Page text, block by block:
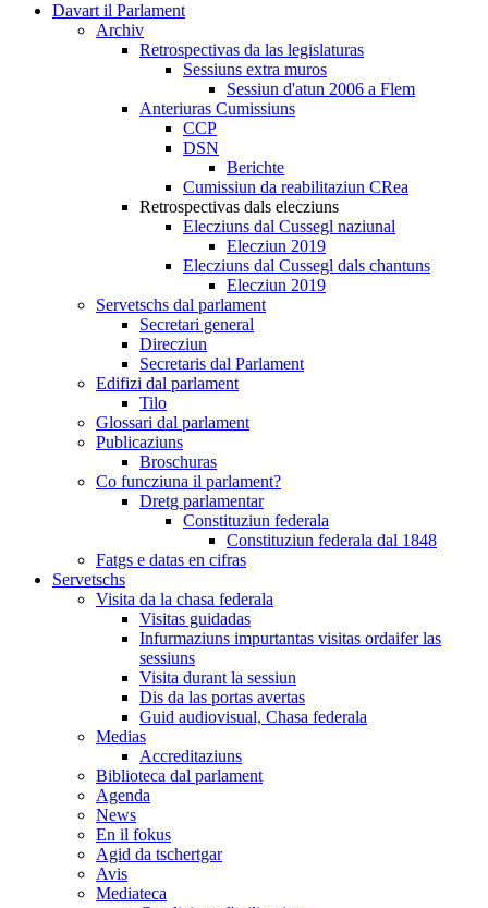
Davart il Parlament
Archiv
Retrospectivas da las legislaturas
Sessiuns extra muros
Sessiun d'atun 2006 a Flem
Anteriuras Cumissiuns
CCP
DSN
Berichte
Cumissiun da reabilitaziun CRea
Retrospectivas dals elecziuns
Elecziuns dal Cussegl naziunal
Elecziun 2019
Elecziuns dal Cussegl dals chantuns
Elecziun 2019
Servetschs dal parlament
Secretari general
Direcziun
Secretaris dal Parlament
Edifizi dal parlament
Tilo
Glossari dal parlament
Publicaziuns
Broschuras
Co funcziuna il parlament?
Dretg parlamentar
Constituziun federala
Constituziun federala dal 1848
Fatgs e datas en cifras
Servetschs
Visita da la chasa federala
Visitas guidadas
Infurmaziuns impurtantas visitas ordaifer las
sessiuns
Visita durant la sessiun
Dis da las portas avertas
Guid audiovisual, Chasa federala
Medias
Accreditaziuns
Biblioteca dal parlament
Agenda
News
En il fokus
Agid da tschertgar
Avis
Mediateca